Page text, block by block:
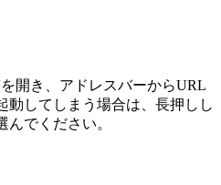
開き、アドレスバーからURL
動してしまう場合は、長押しし
でください。